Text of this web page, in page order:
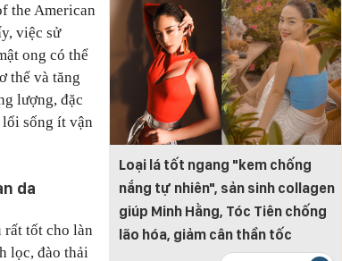
Loại lá tốt ngang "kem chống
nắng tự nhiên", sản sinh collagen
giúp Minh Hằng, Tóc Tiên chống
lão hóa, giảm cân thần tốc
the American
việc sử
ong có thể
thể và tăng
lượng, đặc
sống ít vận
da
rất tốt cho làn
lọc, đào thải